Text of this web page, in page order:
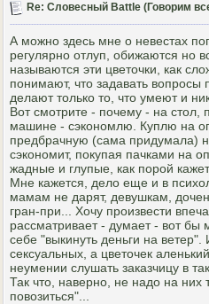
Re: Словесный Battle (Говорим
А можно здесь мне о невестах
регулярно отлуп, обижаются но
называются эти цветочки, как
понимают, что задавать
делают только то, что умеют и
Вот смотрите - почему - на
машине - сэкономлю. Куплю на
предбрачную (сама придумала)
сэкономит, покупая пачками на
жадные и глупые, как порой
Мне кажется, дело еще и в
мамам не дарят, девушкам,
гран-при... Хочу произвести
рассматривает - думает - вот бы
себе "выкинуть деньги на
сексуальных, а цветочек
неумении слушать заказчицу в
Так что, наверно, не надо на них
повозиться"...